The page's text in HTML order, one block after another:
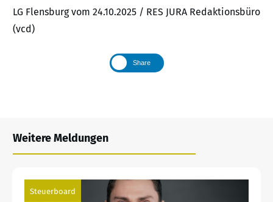
LG Flensburg vom 24.10.2025 / RES JURA Redaktionsbüro
(vcd)
Share
Weitere Meldungen
Steuerboard